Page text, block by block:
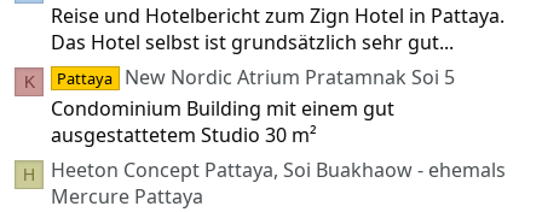
Reise und Hotelbericht zum Zign Hotel in Pattaya.
Das Hotel selbst ist grundsätzlich sehr gut...
K Pattaya
New Nordic Atrium Pratamnak Soi 5
Condominium Building mit einem gut
ausgestattetem Studio 30 m²
H
Heeton Concept Pattaya, Soi Buakhaow - ehemals
Mercure Pattaya